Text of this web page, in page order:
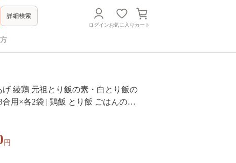
詳細検索
ログインお気に入り カート
げ 綾鶏 元祖とり飯の素・白とり飯の
合用×各2袋 | 鶏飯 とり飯 ごはんの素
かず 米 大分県 中津市
円